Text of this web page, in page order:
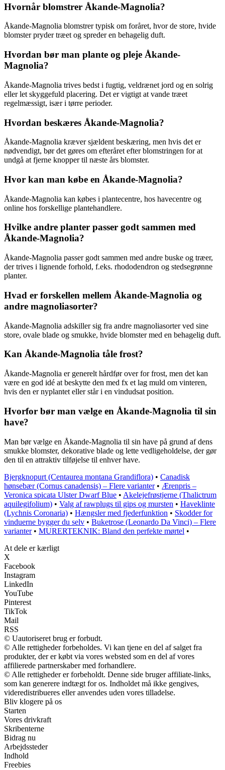
Hvornår blomstrer Åkande-Magnolia?
Åkande-Magnolia blomstrer typisk om foråret, hvor de store, hvide
blomster pryder træet og spreder en behagelig duft.
Hvordan bør man plante og pleje Åkande-
Magnolia?
Åkande-Magnolia trives bedst i fugtig, veldrænet jord og en solrig
eller let skyggefuld placering. Det er vigtigt at vande træet
regelmæssigt, især i tørre perioder.
Hvordan beskæres Åkande-Magnolia?
Åkande-Magnolia kræver sjældent beskæring, men hvis det er
nødvendigt, bør det gøres om efteråret efter blomstringen for at
undgå at fjerne knopper til næste års blomster.
Hvor kan man købe en Åkande-Magnolia?
Åkande-Magnolia kan købes i plantecentre, hos havecentre og
online hos forskellige plantehandlere.
Hvilke andre planter passer godt sammen med
Åkande-Magnolia?
Åkande-Magnolia passer godt sammen med andre buske og træer,
der trives i lignende forhold, f.eks. rhododendron og stedsegrønne
planter.
Hvad er forskellen mellem Åkande-Magnolia og
andre magnoliasorter?
Åkande-Magnolia adskiller sig fra andre magnoliasorter ved sine
store, ovale blade og smukke, hvide blomster med en behagelig duft.
Kan Åkande-Magnolia tåle frost?
Åkande-Magnolia er generelt hårdfør over for frost, men det kan
være en god idé at beskytte den med fx et lag muld om vinteren,
hvis den er nyplantet eller står i en vindudsat position.
Hvorfor bør man vælge en Åkande-Magnolia til sin
have?
Man bør vælge en Åkande-Magnolia til sin have på grund af dens
smukke blomster, dekorative blade og lette vedligeholdelse, der gør
den til en attraktiv tilføjelse til enhver have.
Bjergknopurt (Centaurea montana Grandiflora) • Canadisk
hønsebær (Cornus canadensis) – Flere varianter• Ærenpris –
Veronica spicata Ulster Dwarf Blue • Akelejefrøstjerne (Thalictrum
aquilegifolium) • Valg af rawplugs til gips og mursten • Haveklinte
(Lychnis Coronaria) • Hængsler med fjederfunktion • Skodder for
vinduerne bygger du selv • Buketrose (Leonardo Da Vinci) – Flere
varianter• MURERTEKNIK: Bland den perfekte mørtel •
At dele er kærligt
X
Facebook
Instagram
LinkedIn
YouTube
Pinterest
TikTok
Mail
RSS
© Uautoriseret brug er forbudt.
© Alle rettigheder forbeholdes. Vi kan tjene en del af salget fra
produkter, der er købt via vores websted som en del af vores
affilierede partnerskaber med forhandlere.
© Alle rettigheder er forbeholdt. Denne side bruger affiliate-links,
som kan generere indtægt for os. Indholdet må ikke gengives,
videredistribueres eller anvendes uden vores tilladelse.
Bliv klogere på os
Starten
Vores drivkraft
Skribenterne
Bidrag nu
Arbejdssteder
Indhold
Freebies